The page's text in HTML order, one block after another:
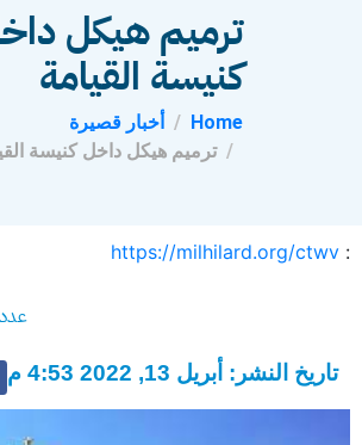
ترميم هيكل
كنيسة القيامة
Home
أخبار قصيرة
ترميم هيكل داخل كنيسة
:
https://milhilard.org/ctwv
عدد
تاريخ النشر: أبريل 13, 2022 4:53 م